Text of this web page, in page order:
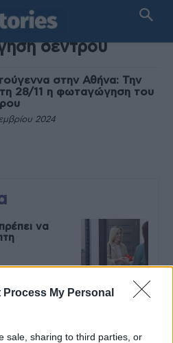
Process My Personal
sale, sharing to third parties, or
TAG
δέντρου
στην Αθήνα: Την
28/11 η φωταγώγηση του
2024
να
Live